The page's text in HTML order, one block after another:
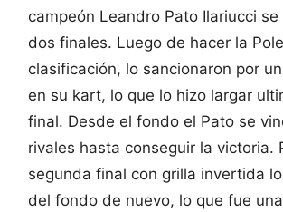
campeón Leandro Pato Ilariucci se
dos finales. Luego de hacer la
clasificación, lo sancionaron por
en su kart, lo que lo hizo largar
final. Desde el fondo el Pato se
rivales hasta conseguir la victoria.
segunda final con grilla invertida
del fondo de nuevo, lo que fue